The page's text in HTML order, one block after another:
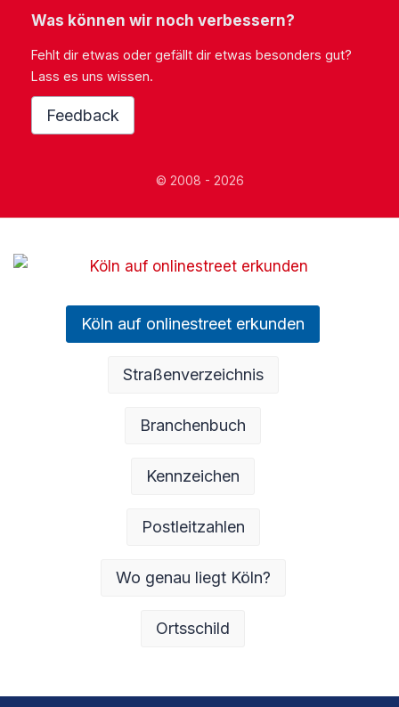
Was können wir noch verbessern?
Fehlt dir etwas oder gefällt dir etwas besonders gut?
Lass es uns wissen.
Feedback
© 2008 - 2026
Köln auf onlinestreet erkunden
Straßenverzeichnis
Branchenbuch
Kennzeichen
Postleitzahlen
Wo genau liegt Köln?
Ortsschild